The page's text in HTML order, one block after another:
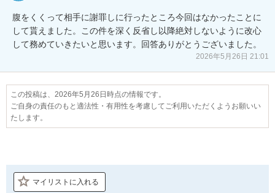
腹をくくって相手に謝罪しに行ったところ今回はなかったことに
して貰えました。この件を深く反省し以降絶対しないように改心
して務めていきたいと思います。回答ありがとうございました。
2026年5月26日 21:01
この投稿は、2026年5月26日時点の情報です。
ご自身の責任のもと適法性・有用性を考慮してご利用いただくようお願いい
たします。
マイリストに入れる